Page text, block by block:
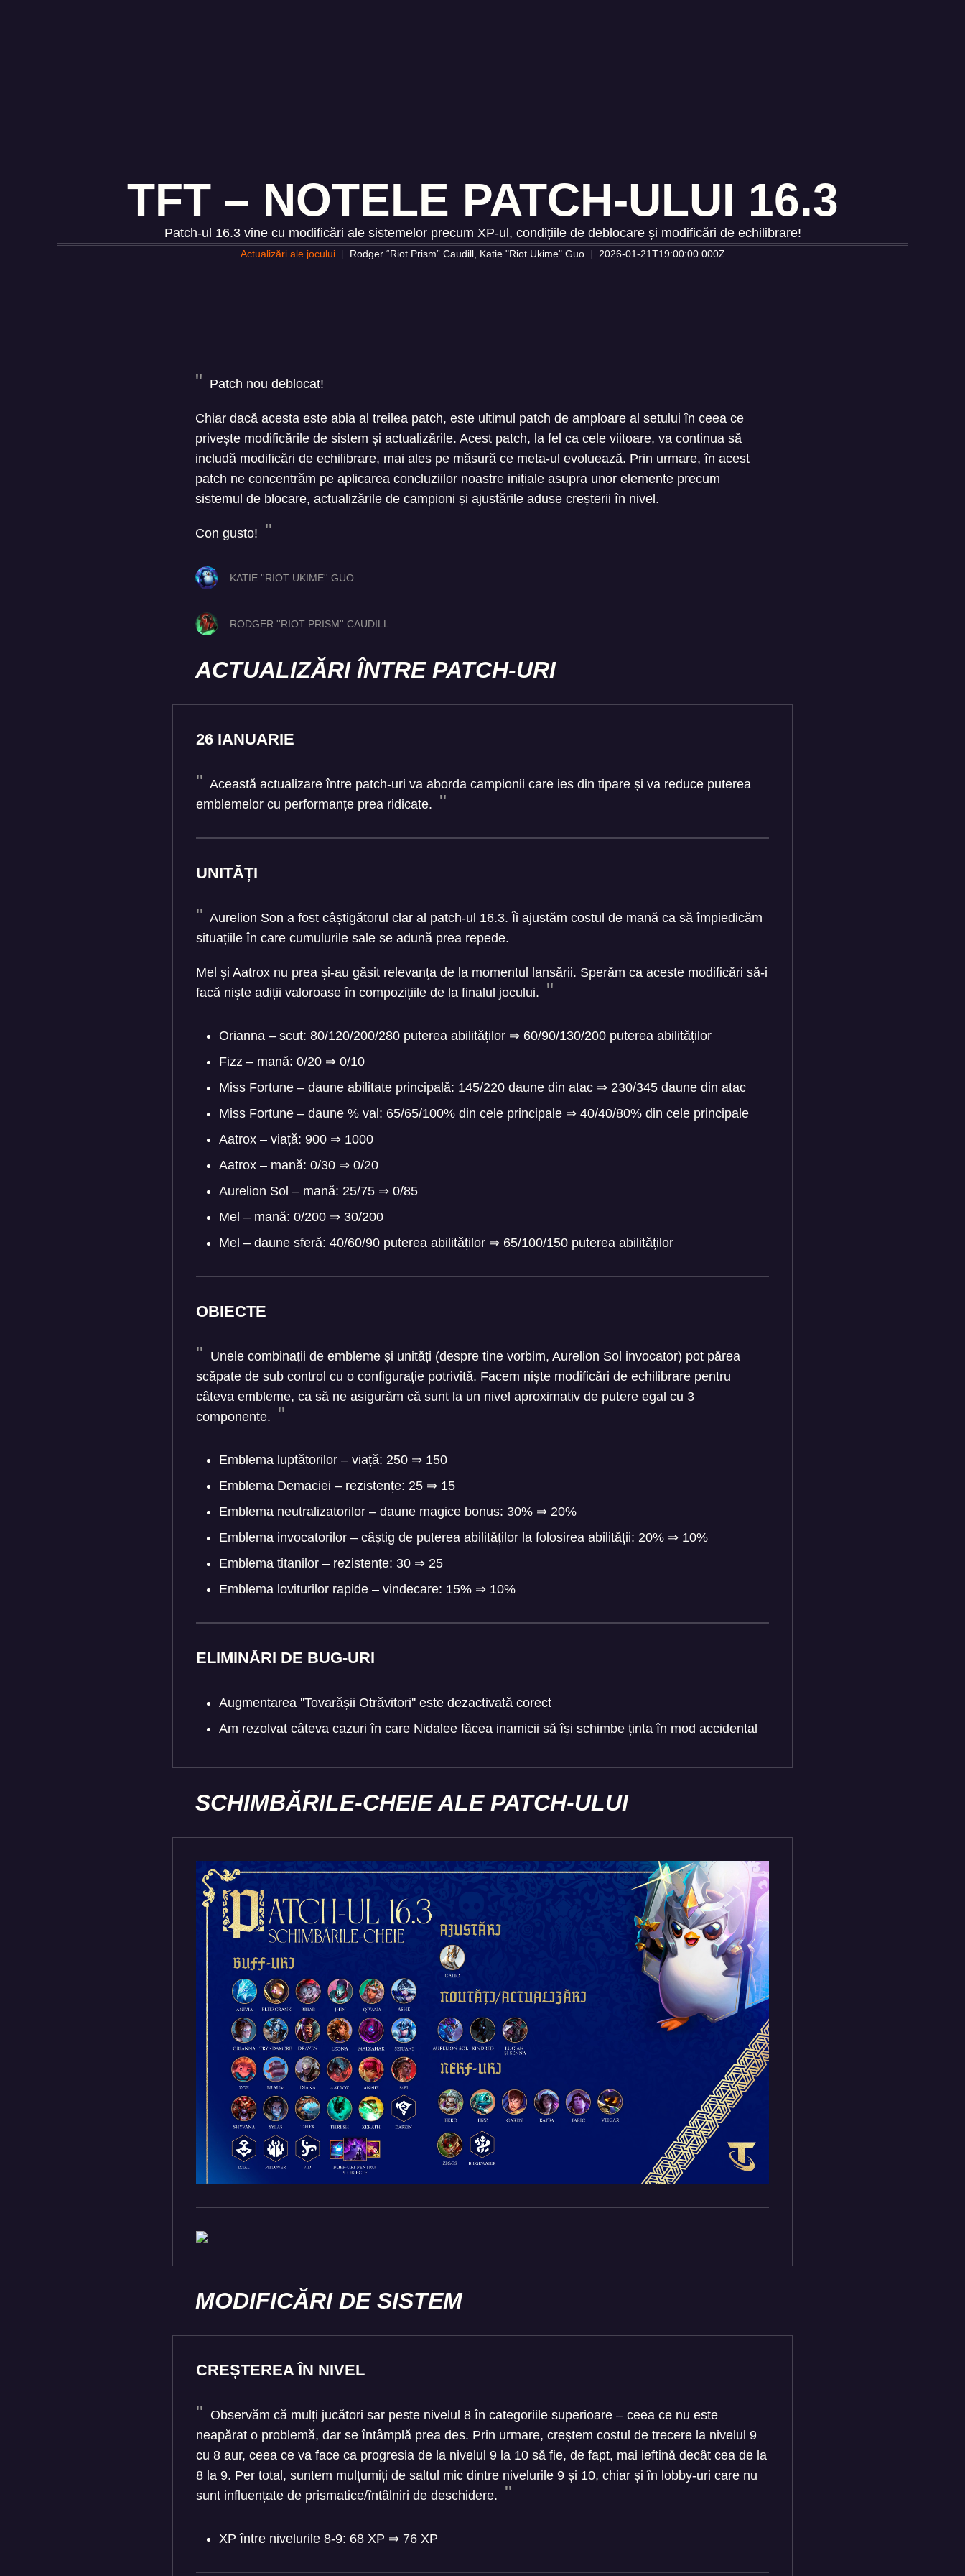
TFT – NOTELE PATCH-ULUI 16.3
Patch-ul 16.3 vine cu modificări ale sistemelor precum XP-ul, condițiile de deblocare și modificări de echilibrare!
Actualizări ale jocului Rodger “Riot Prism” Caudill, Katie "Riot Ukime" Guo 2026-01-21T19:00:00.000Z
Patch nou deblocat!
Chiar dacă acesta este abia al treilea patch, este ultimul patch de amploare al setului în ceea ce
privește modificările de sistem și actualizările. Acest patch, la fel ca cele viitoare, va continua să
includă modificări de echilibrare, mai ales pe măsură ce meta-ul evoluează. Prin urmare, în acest
patch ne concentrăm pe aplicarea concluziilor noastre inițiale asupra unor elemente precum
sistemul de blocare, actualizările de campioni și ajustările aduse creșterii în nivel.
Con gusto!
KATIE ''RIOT UKIME'' GUO
RODGER ''RIOT PRISM'' CAUDILL
ACTUALIZĂRI ÎNTRE PATCH-URI
26 IANUARIE
Această actualizare între patch-uri va aborda campionii care ies din tipare și va reduce puterea
emblemelor cu performanțe prea ridicate.
UNITĂȚI
Aurelion Son a fost câștigătorul clar al patch-ul 16.3. Îi ajustăm costul de mană ca să împiedicăm
situațiile în care cumulurile sale se adună prea repede.
Mel și Aatrox nu prea și-au găsit relevanța de la momentul lansării. Sperăm ca aceste modificări să-i
facă niște adiții valoroase în compozițiile de la finalul jocului.
Orianna – scut: 80/120/200/280 puterea abilităților ⇒ 60/90/130/200 puterea abilităților
Fizz – mană: 0/20 ⇒ 0/10
Miss Fortune – daune abilitate principală: 145/220 daune din atac ⇒ 230/345 daune din atac
Miss Fortune – daune % val: 65/65/100% din cele principale ⇒ 40/40/80% din cele principale
Aatrox – viață: 900 ⇒ 1000
Aatrox – mană: 0/30 ⇒ 0/20
Aurelion Sol – mană: 25/75 ⇒ 0/85
Mel – mană: 0/200 ⇒ 30/200
Mel – daune sferă: 40/60/90 puterea abilităților ⇒ 65/100/150 puterea abilităților
OBIECTE
Unele combinații de embleme și unități (despre tine vorbim, Aurelion Sol invocator) pot părea
scăpate de sub control cu o configurație potrivită. Facem niște modificări de echilibrare pentru
câteva embleme, ca să ne asigurăm că sunt la un nivel aproximativ de putere egal cu 3
componente.
Emblema luptătorilor – viață: 250 ⇒ 150
Emblema Demaciei – rezistențe: 25 ⇒ 15
Emblema neutralizatorilor – daune magice bonus: 30% ⇒ 20%
Emblema invocatorilor – câștig de puterea abilităților la folosirea abilității: 20% ⇒ 10%
Emblema titanilor – rezistențe: 30 ⇒ 25
Emblema loviturilor rapide – vindecare: 15% ⇒ 10%
ELIMINĂRI DE BUG-URI
Augmentarea ''Tovarășii Otrăvitori'' este dezactivată corect
Am rezolvat câteva cazuri în care Nidalee făcea inamicii să își schimbe ținta în mod accidental
SCHIMBĂRILE-CHEIE ALE PATCH-ULUI
MODIFICĂRI DE SISTEM
CREȘTEREA ÎN NIVEL
Observăm că mulți jucători sar peste nivelul 8 în categoriile superioare – ceea ce nu este
neapărat o problemă, dar se întâmplă prea des. Prin urmare, creștem costul de trecere la nivelul 9
cu 8 aur, ceea ce va face ca progresia de la nivelul 9 la 10 să fie, de fapt, mai ieftină decât cea de la
8 la 9. Per total, suntem mulțumiți de saltul mic dintre nivelurile 9 și 10, chiar și în lobby-uri care nu
sunt influențate de prismatice/întâlniri de deschidere.
XP între nivelurile 8-9: 68 XP ⇒ 76 XP